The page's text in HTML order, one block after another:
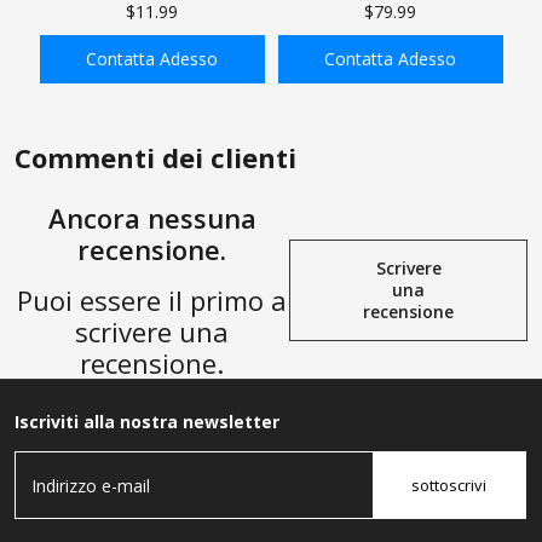
intercooler per sistemi di
$11.99
Contatta Adesso
in acciaio inossidabile, con
$79.99
Contatta Adesso
Commenti dei clienti
Ancora nessuna
recensione.
Puoi essere il primo a
scrivere una
recensione.
Scrivere
una
recensione
Iscriviti alla nostra newsletter
sottoscrivi